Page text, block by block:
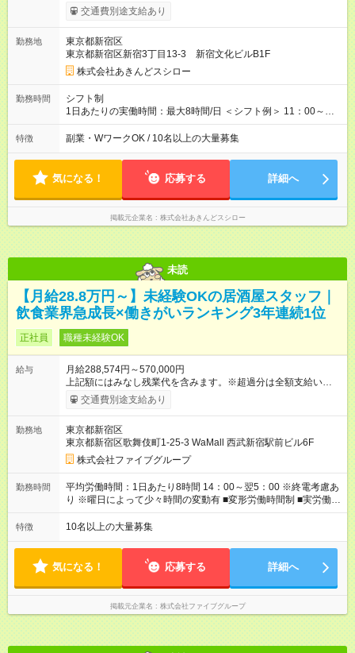
ロック外勤務手当を支給。1分単位での残業代（100％支給）や
年3回の賞与、諸手当も別途支給します。 ＜月給例＞ 【例1】転
合：月給28万円＋残業代・諸手当 ※地域手当2万円が含まれま
す。 【例2】転居可能の「ブロック限定勤務制度」の場合 ブロ
ック外東京23区内勤務の場合：月給29万5000円＋残業代・諸手
当 ※地域手当2万円やブロック外勤務手当1万5000円が含まれま
す。 ＜水準以上の収入を得られる環境！＞ 全社員の平均年収は
603万円（平均月給38万9000円／2025年度実績）で、店長の平
らに自己負担額2万円の寮や各種手当があるため「前職より貯金
できている」と話す社員が多くいます！ 【試用期間】試用期間
あり 試用期間の長さ：3ヶ月 雇用形態、給与は本採用時と同じ
です。
交通費別途支給あり
勤務地
東京都新宿区
東京都新宿区新宿3丁目13-3 新宿文化ビルB1F
株式会社あきんどスシロー
勤務時間
シフト制
1日あたりの実働時間：最大8時間/日 ＜シフト例＞ 11：00～
20：00、12：00～21：00、15：00～24：00 ※1ヶ月単位の変
形労働時間制（週平均実働40時間） ◎残業は月30h程度。1店舗
出勤前にジムに通う社員も多くいま す。繁忙期以外は1日通して
働くことがほぼありません！
特徴 副業・WワークOK / 10名以上の大量募集
気になる！ 応募する 詳細へ
掲載元企業名 株式会社あきんどスシロー
未読
【月給28.8万円～】未経験OKの居酒屋スタッフ｜
飲食業界急成長×働きがいランキング3年連続1位
正社員 職種未経験OK
給与
月給288,574円～570,000円
上記額にはみなし残業代を含みます。※超過分は全額支給いたし
ます。 みなし残業代 55,495円／月 みなし残業時間 36時間／月
■昇給あり 年2回の給与査定による ■賞与あり ■前払い賞与あり
■残業手当あり ■交通費支給（上限3万円/月） ■引越し手当 敷
金・礼金・保証金・保険料の初期費用+荷物運搬費を支給 ※規定
あり ■積立金制度 給与ならびに賞与から積立を行える(年利2%)
シフトは22:00～翌5:00の深夜帯に入ってもらうこともありま
す。 一般的な飲食業では、この深夜帯のお給料は「みなし」と
して基本給に含まれることがしばしば・・・ でもファイブでは
ら楽しい接客は出来ません。 頑張りに対しては誠実に向き合っ
てしっかり還元することを大事にしています！ 【試用期間】試
用期間あり 試用期間の長さ：3ヶ月 雇用形態、給与は本採用時
と同じです。
交通費別途支給あり
勤務地
東京都新宿区
東京都新宿区歌舞伎町1-25-3 WaMall 西武新宿駅前ビル6F
株式会社ファイブグループ
勤務時間
平均労働時間：1日あたり8時間 14：00～翌5：00 ※終電考慮あ
り ※曜日によって少々時間の変動有 ■変形労働時間制 ■実労働時
間：8時間程度 ■休憩時間：1時間程度～2時間 休憩時間は勤務時
間による ■月平均所定労働時間：173時間 ■平均残業時間：42時
考慮あり ※曜日によって少々時間の変動有 ■変形労働時間制 ■実
労働時間：8時間程度 ■休憩時間：1時間程度～2時間 休憩時間は
勤務時間による ■月平均所定労働時間：173時間 ■平均残業時
間：42時間程度
特徴 10名以上の大量募集
気になる！ 応募する 詳細へ
掲載元企業名 株式会社ファイブグループ